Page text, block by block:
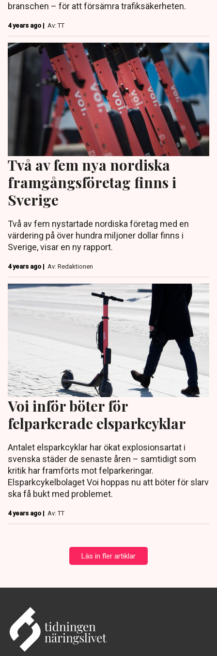
branschen – för att försämra trafiksäkerheten.
4 years ago | Av: TT
Två av fem nya nordiska
framgångsföretag finns i
Sverige
Två av fem nystartade nordiska företag med en
värdering på över hundra miljoner dollar finns i
Sverige, visar en ny rapport.
4 years ago | Av: Redaktionen
Voi inför böter för
felparkerade elsparkcyklar
Antalet elsparkcyklar har ökat explosionsartat i
svenska städer de senaste åren – samtidigt som
kritik har framförts mot felparkeringar.
Elsparkcykelbolaget Voi hoppas nu att böter för slarv
ska få bukt med problemet.
4 years ago | Av: TT
Läs in fler artiklar